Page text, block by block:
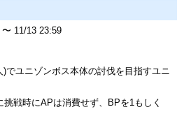
11/13 23:59
でユニゾンボス本体の討伐を目指すユニ
挑戦時にAPは消費せず、BPを1もしく